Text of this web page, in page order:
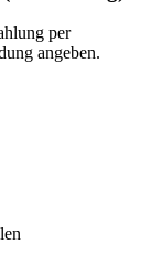
per
angeben.